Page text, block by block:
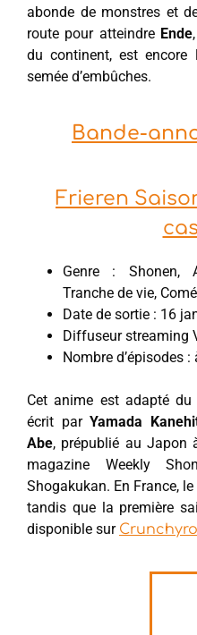
abonde de monstres et
route pour atteindre Ende
du continent, est
semée d’embûches.
Bande-
Frieren
Genre : Shonen,
Tranche de vie,
Date de sortie : 16
Diffuseur streaming
Nombre d’épisodes :
Cet anime est adapté du
écrit parYamada
Abe, prépublié au Japon
magazine Weekly
Shogakukan. En France,
tandis que la première
disponible sur